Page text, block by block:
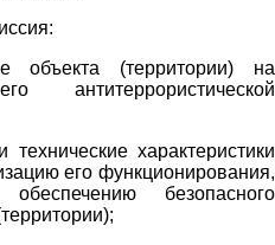
объекта (территории) на
антитеррористической
технические характеристики
его функционирования,
безопасного